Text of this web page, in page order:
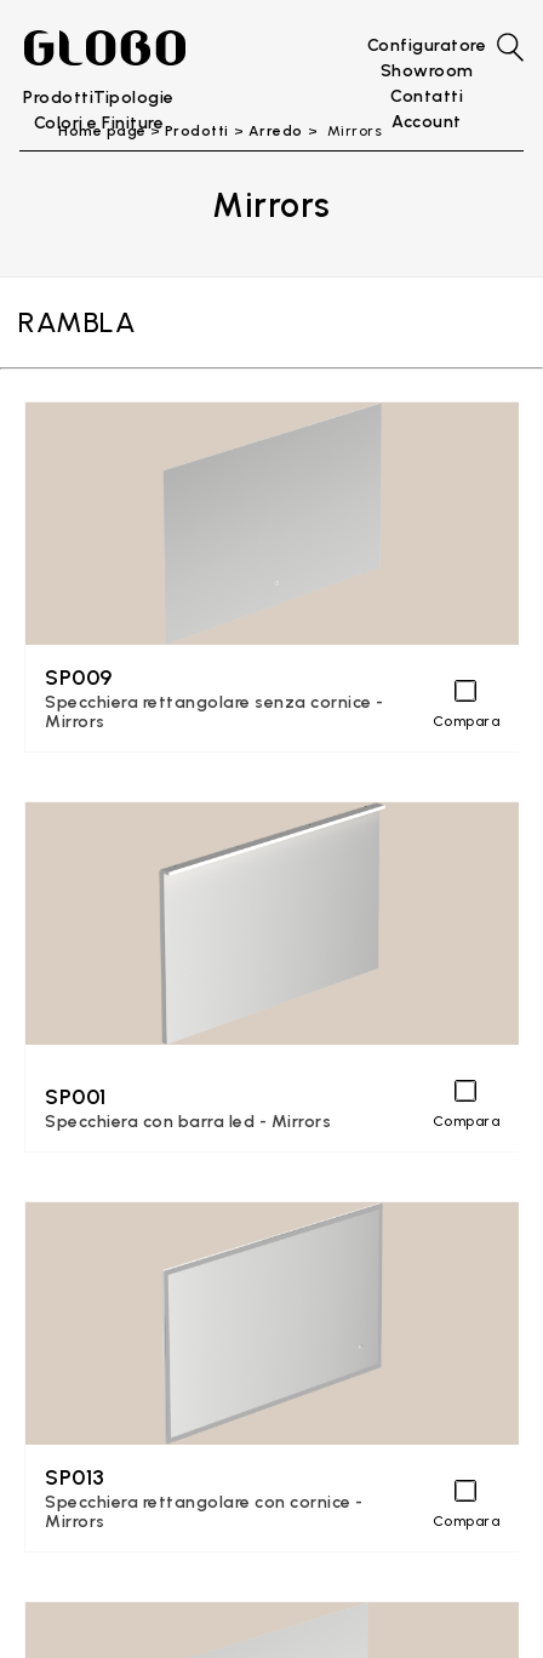
ProdottiTipologie
Colori e Finiture
Configuratore
Showroom
Contatti
Account
Home page Prodotti Arredo Mirrors
Mirrors
RAMBLA
SP009
Specchiera rettangolare senza cornice -
Mirrors
Compara
SP001
Specchiera con barra led - Mirrors Compara
SP013
Specchiera rettangolare con cornice -
Mirrors
Compara